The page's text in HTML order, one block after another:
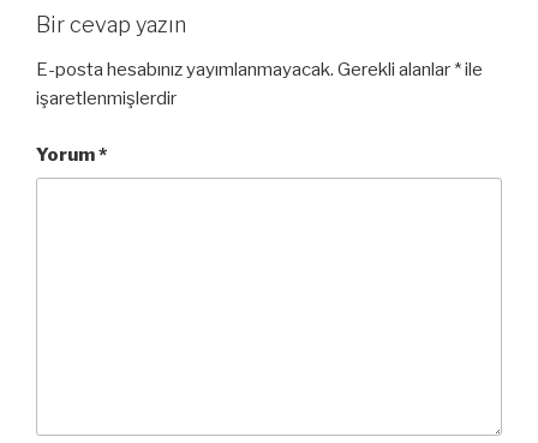
Bir cevap yazın
E-posta hesabınız yayımlanmayacak. Gerekli alanlar *ile
işaretlenmişlerdir
Yorum*